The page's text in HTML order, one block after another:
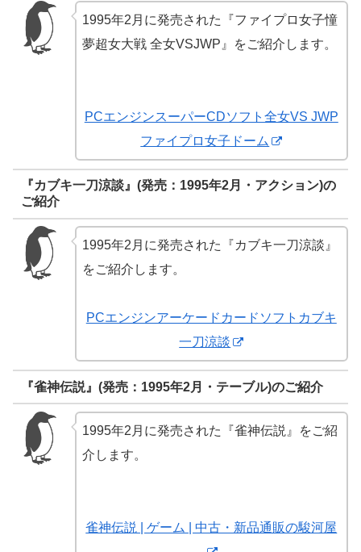
1995年2月に発売された『ファイプロ女子憧
夢超女大戦 全女VSJWP』をご紹介します。
PCエンジンスーパーCDソフト全女VS JWP
ファイプロ女子ドーム
『カブキ一刀涼談』(発売：1995年2月・アクション)の
ご紹介
1995年2月に発売された『カブキ一刀涼談』
をご紹介します。
PCエンジンアーケードカードソフトカブキ
一刀涼談
『雀神伝説』(発売：1995年2月・テーブル)のご紹介
1995年2月に発売された『雀神伝説』をご紹
介します。
雀神伝説 | ゲーム | 中古・新品通販の駿河屋